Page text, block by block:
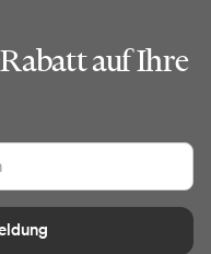
auf Ihre